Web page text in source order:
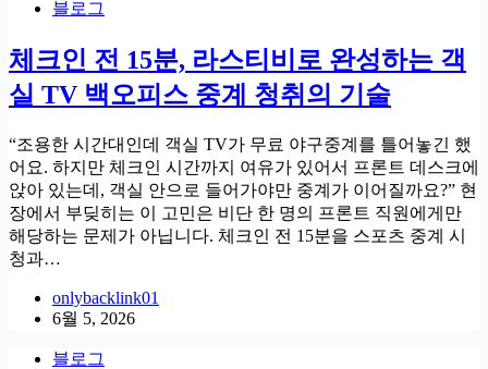
블로그
체크인 전 15분, 라스티비로 완성하는 객
실 TV 백오피스 중계 청취의 기술
“조용한 시간대인데 객실 TV가 무료 야구중계를 틀어놓긴 했
어요. 하지만 체크인 시간까지 여유가 있어서 프론트 데스크에
앉아 있는데, 객실 안으로 들어가야만 중계가 이어질까요?” 현
장에서 부딪히는 이 고민은 비단 한 명의 프론트 직원에게만
해당하는 문제가 아닙니다. 체크인 전 15분을 스포츠 중계 시
청과…
onlybacklink01
6월 5, 2026
블로그